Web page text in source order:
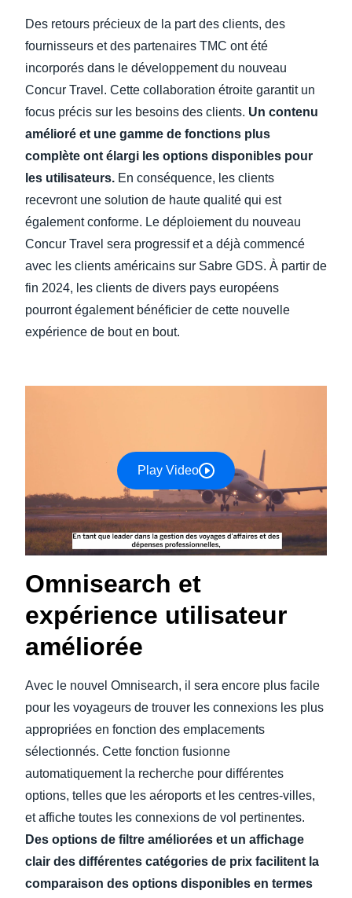
Des retours précieux de la part des clients, des
fournisseurs et des partenaires TMC ont été
incorporés dans le développement du nouveau
Concur Travel. Cette collaboration étroite garantit un
focus précis sur les besoins des clients. Un contenu
amélioré et une gamme de fonctions plus
complète ont élargi les options disponibles pour
les utilisateurs. En conséquence, les clients
recevront une solution de haute qualité qui est
également conforme. Le déploiement du nouveau
Concur Travel sera progressif et a déjà commencé
avec les clients américains sur Sabre GDS. À partir de
fin 2024, les clients de divers pays européens
pourront également bénéficier de cette nouvelle
expérience de bout en bout.
Play Video
Omnisearch et
expérience utilisateur
améliorée
Avec le nouvel Omnisearch, il sera encore plus facile
pour les voyageurs de trouver les connexions les plus
appropriées en fonction des emplacements
sélectionnés. Cette fonction fusionne
automatiquement la recherche pour différentes
options, telles que les aéroports et les centres-villes,
et affiche toutes les connexions de vol pertinentes.
Des options de filtre améliorées et un affichage
clair des différentes catégories de prix facilitent la
comparaison des options disponibles en termes